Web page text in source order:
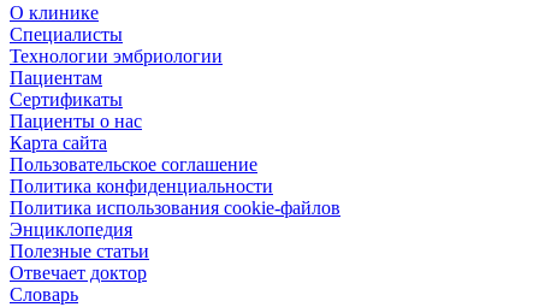
О клинике
Специалисты
Технологии эмбриологии
Пациентам
Сертификаты
Пациенты о нас
Карта сайта
Пользовательское соглашение
Политика конфиденциальности
Политика использования cookie-файлов
Энциклопедия
Полезные статьи
Отвечает доктор
Словарь